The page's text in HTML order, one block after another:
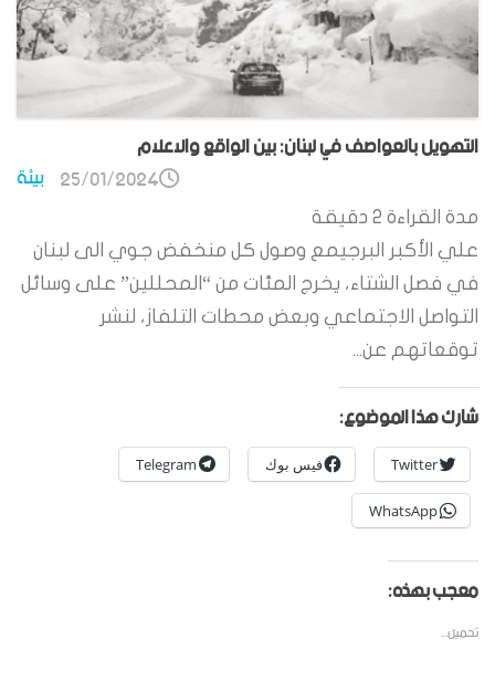
التهويل بالعواصف في لبنان: بين الواقع والاعلام
بيئة 25/01/2024
مدة القراءة 2 دقيقة
علي الأكبر البرجيمع وصول كل منخفض جوي الى لبنان
في فصل الشتاء، يخرج المئات من “المحللين” على وسائل
التواصل الاجتماعي وبعض محطات التلفاز، لنشر
توقعاتهم عن...
شارك هذا الموضوع:
Twitter فيس بوك Telegram
WhatsApp
معجب بهذه:
تحميل...